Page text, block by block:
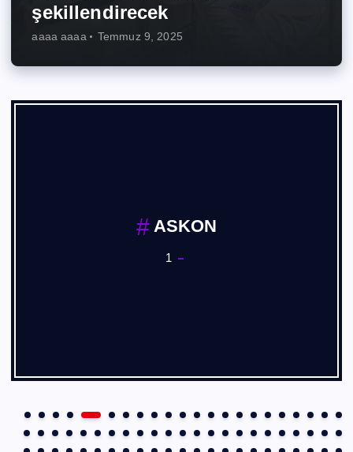
şekillendirecek
aaaa aaaa Temmuz 9, 2025
ASKON
1